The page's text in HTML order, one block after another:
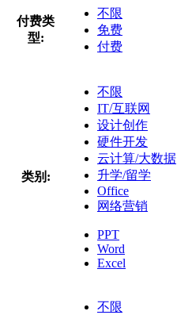
付费类
型:
不限
免费
付费
类别:
不限
IT/互联网
设计创作
硬件开发
云计算/大数据
升学/留学
Office
网络营销
PPT
Word
Excel
不限